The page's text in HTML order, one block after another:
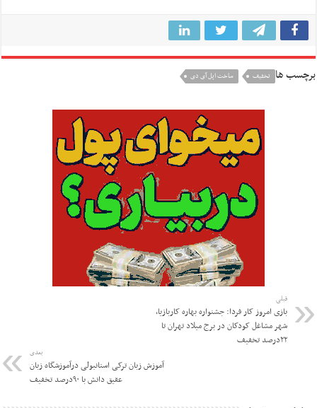
برچسب ها تخفیف ساخت اپل آی دی
قبلی
بازی امروز کار فردا: جشنواره بهاره کاربازیا،
شهر مشاغل کودکان در برج میلاد تهران تا
۲۲درصد تخفیف
بعدی
آموزش زبان ترکی استانبولی درآموزشگاه زبان
عقیق دانش با ۹۰درصد تخفیف